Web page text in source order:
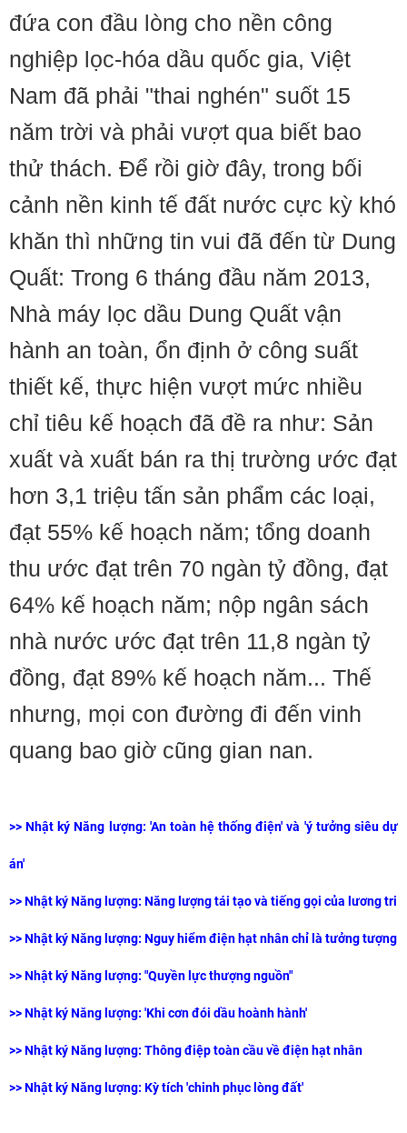
đứa con đầu lòng cho nền công
nghiệp lọc-hóa dầu quốc gia, Việt
Nam đã phải "thai nghén" suốt 15
năm trời và phải vượt qua biết bao
thử thách. Để rồi giờ đây, trong bối
cảnh nền kinh tế đất nước cực kỳ khó
khăn thì những tin vui đã đến từ Dung
Quất: Trong 6 tháng đầu năm 2013,
Nhà máy lọc dầu Dung Quất vận
hành an toàn, ổn định ở công suất
thiết kế, thực hiện vượt mức nhiều
chỉ tiêu kế hoạch đã đề ra như: Sản
xuất và xuất bán ra thị trường ước đạt
hơn 3,1 triệu tấn sản phẩm các loại,
đạt 55% kế hoạch năm; tổng doanh
thu ước đạt trên 70 ngàn tỷ đồng, đạt
64% kế hoạch năm; nộp ngân sách
nhà nước ước đạt trên 11,8 ngàn tỷ
đồng, đạt 89% kế hoạch năm... Thế
nhưng, mọi con đường đi đến vinh
quang bao giờ cũng gian nan.
>>Nhật ký Năng lượng: 'An toàn hệ thống điện' và 'ý tưởng siêu dự
án'
>>Nhật ký Năng lượng: Năng lượng tái tạo và tiếng gọi của lương tri
>>Nhật ký Năng lượng: Nguy hiểm điện hạt nhân chỉ là tưởng tượng
>>Nhật ký Năng lượng: "Quyền lực thượng nguồn"
>>Nhật ký Năng lượng: 'Khi cơn đói dầu hoành hành'
>>Nhật ký Năng lượng: Thông điệp toàn cầu về điện hạt nhân
>>Nhật ký Năng lượng: Kỳ tích 'chinh phục lòng đất'